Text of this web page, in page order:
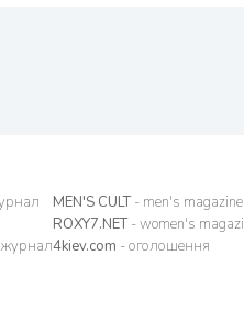
журнал
MEN'S CULT- men's magazine
ROXY7.NET- women's
4kiev.com - оголошення